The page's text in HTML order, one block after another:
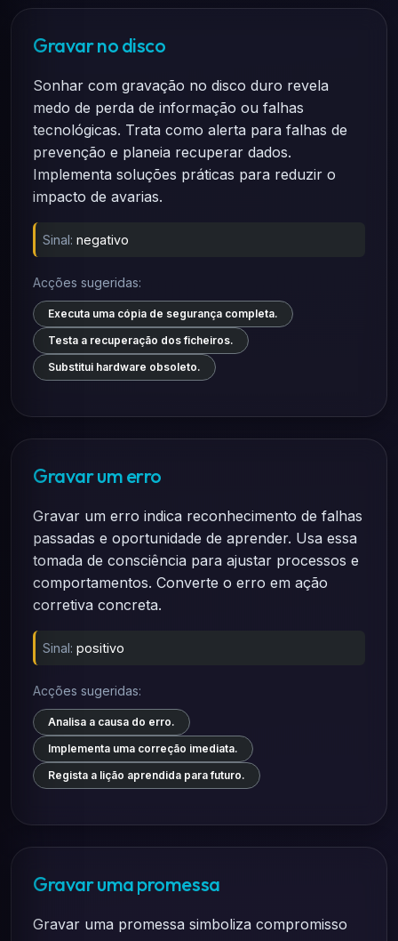
Gravar no disco
Sonhar com gravação no disco duro revela
medo de perda de informação ou falhas
tecnológicas. Trata como alerta para falhas de
prevenção e planeia recuperar dados.
Implementa soluções práticas para reduzir o
impacto de avarias.
Sinal: negativo
Acções sugeridas:
Executa uma cópia de segurança completa.
Testa a recuperação dos ficheiros.
Substitui hardware obsoleto.
Gravar um erro
Gravar um erro indica reconhecimento de falhas
passadas e oportunidade de aprender. Usa essa
tomada de consciência para ajustar processos e
comportamentos. Converte o erro em ação
corretiva concreta.
Sinal: positivo
Acções sugeridas:
Analisa a causa do erro.
Implementa uma correção imediata.
Regista a lição aprendida para futuro.
Gravar uma promessa
Gravar uma promessa simboliza compromisso